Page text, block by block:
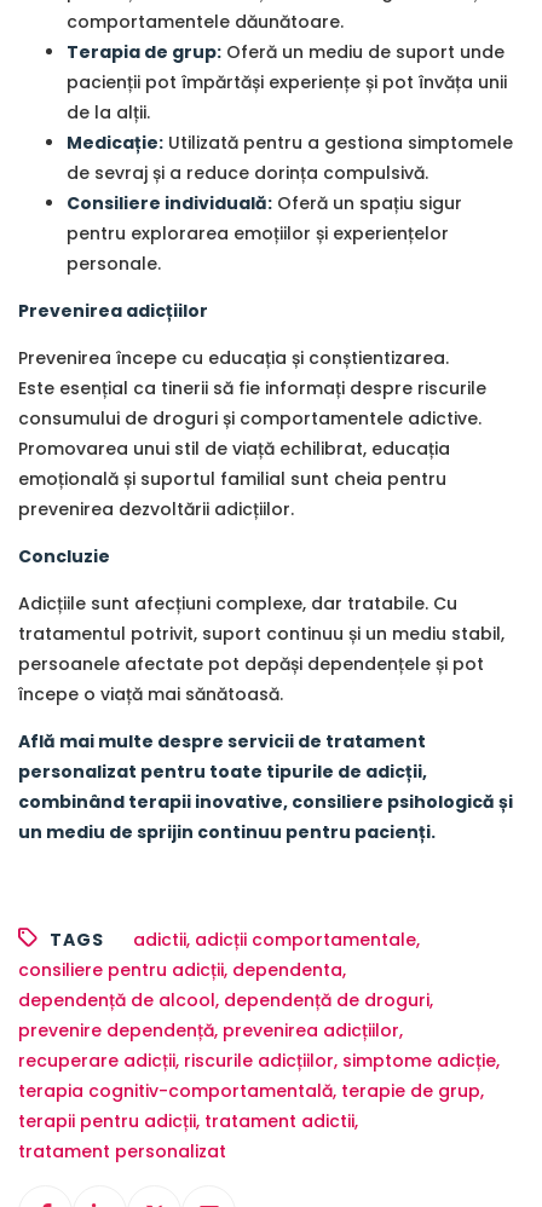
comportamentele dăunătoare.
Terapia de grup: Oferă un mediu de suport unde
pacienții pot împărtăși experiențe și pot învăța unii
de la alții.
Medicație: Utilizată pentru a gestiona simptomele
de sevraj și a reduce dorința compulsivă.
Consiliere individuală: Oferă un spațiu sigur
pentru explorarea emoțiilor și experiențelor
personale.
Prevenirea adicțiilor
Prevenirea începe cu educația și conștientizarea.
Este esențial ca tinerii să fie informați despre riscurile
consumului de droguri și comportamentele adictive.
Promovarea unui stil de viață echilibrat, educația
emoțională și suportul familial sunt cheia pentru
prevenirea dezvoltării adicțiilor.
Concluzie
Adicțiile sunt afecțiuni complexe, dar tratabile. Cu
tratamentul potrivit, suport continuu și un mediu stabil,
persoanele afectate pot depăși dependențele și pot
începe o viață mai sănătoasă.
Află mai multe despre servicii de tratament
personalizat pentru toate tipurile de adicții,
combinând terapii inovative, consiliere psihologică și
un mediu de sprijin continuu pentru pacienți.
TAGS adictii, adicții comportamentale,
consiliere pentru adicții, dependenta,
dependență de alcool, dependență de droguri,
prevenire dependență, prevenirea adicțiilor,
recuperare adicții, riscurile adicțiilor, simptome adicție,
terapia cognitiv-comportamentală, terapie de grup,
terapii pentru adicții, tratament adictii,
tratament personalizat